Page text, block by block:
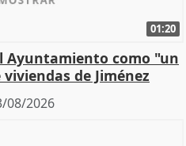
01:20
Ayuntamiento como "un
de Jiménez
08/2026